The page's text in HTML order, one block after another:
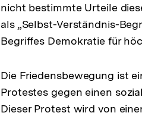
nicht bestimmte Urteile
als „Selbst-Verständnis-
Begriffes Demokratie für
Die Friedensbewegung ist
Protestes gegen einen
Dieser Protest wird von